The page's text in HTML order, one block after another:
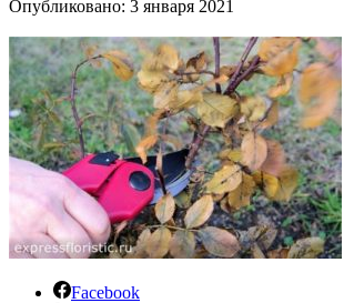
Опубликовано: 3 января 2021
Facebook